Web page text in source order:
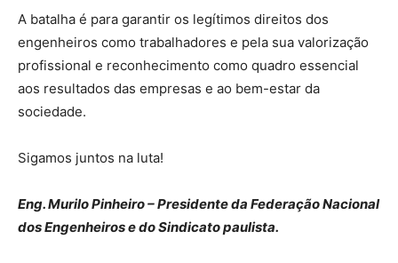
A batalha é para garantir os legítimos direitos dos
engenheiros como trabalhadores e pela sua valorização
profissional e reconhecimento como quadro essencial
aos resultados das empresas e ao bem-estar da
sociedade.
Sigamos juntos na luta!
Eng. Murilo Pinheiro – Presidente da Federação Nacional
dos Engenheiros e do Sindicato paulista.